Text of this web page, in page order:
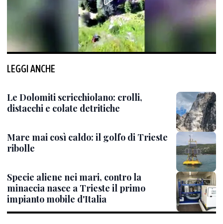
LEGGI ANCHE
Le Dolomiti scricchiolano: crolli,
distacchi e colate detritiche
Mare mai così caldo: il golfo di Trieste
ribolle
Specie aliene nei mari, contro la
minaccia nasce a Trieste il primo
impianto mobile d'Italia